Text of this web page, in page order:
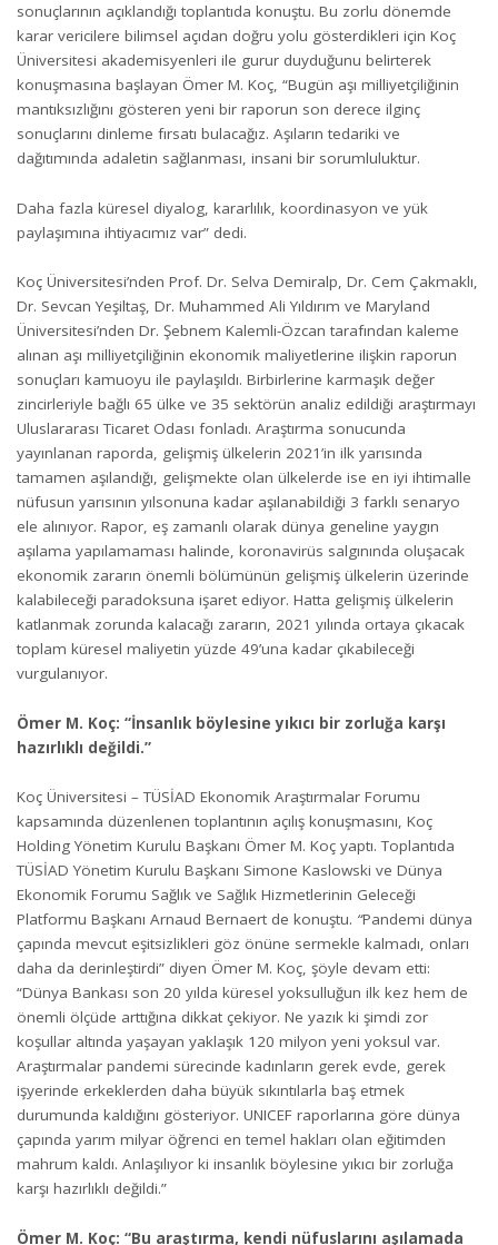
sonuçlarının açıklandığı toplantıda konuştu. Bu zorlu dönemde
karar vericilere bilimsel açıdan doğru yolu gösterdikleri için Koç
Üniversitesi akademisyenleri ile gurur duyduğunu belirterek
konuşmasına başlayan Ömer M. Koç, “Bugün aşı milliyetçiliğinin
mantıksızlığını gösteren yeni bir raporun son derece ilginç
sonuçlarını dinleme fırsatı bulacağız. Aşıların tedariki ve
dağıtımında adaletin sağlanması, insani bir sorumluluktur.
Daha fazla küresel diyalog, kararlılık, koordinasyon ve yük
paylaşımına ihtiyacımız var” dedi.
Koç Üniversitesi’nden Prof. Dr. Selva Demiralp, Dr. Cem Çakmaklı,
Dr. Sevcan Yeşiltaş, Dr. Muhammed Ali Yıldırım ve Maryland
Üniversitesi’nden Dr. Şebnem Kalemli-Özcan tarafından kaleme
alınan aşı milliyetçiliğinin ekonomik maliyetlerine ilişkin raporun
sonuçları kamuoyu ile paylaşıldı. Birbirlerine karmaşık değer
zincirleriyle bağlı 65 ülke ve 35 sektörün analiz edildiği araştırmayı
Uluslararası Ticaret Odası fonladı. Araştırma sonucunda
yayınlanan raporda, gelişmiş ülkelerin 2021’in ilk yarısında
tamamen aşılandığı, gelişmekte olan ülkelerde ise en iyi ihtimalle
nüfusun yarısının yılsonuna kadar aşılanabildiği 3 farklı senaryo
ele alınıyor. Rapor, eş zamanlı olarak dünya geneline yaygın
aşılama yapılamaması halinde, koronavirüs salgınında oluşacak
ekonomik zararın önemli bölümünün gelişmiş ülkelerin üzerinde
kalabileceği paradoksuna işaret ediyor. Hatta gelişmiş ülkelerin
katlanmak zorunda kalacağı zararın, 2021 yılında ortaya çıkacak
toplam küresel maliyetin yüzde 49’una kadar çıkabileceği
vurgulanıyor.
Ömer M. Koç: “İnsanlık böylesine yıkıcı bir zorluğa karşı
hazırlıklı değildi.”
Koç Üniversitesi – TÜSİAD Ekonomik Araştırmalar Forumu
kapsamında düzenlenen toplantının açılış konuşmasını, Koç
Holding Yönetim Kurulu Başkanı Ömer M. Koç yaptı. Toplantıda
TÜSİAD Yönetim Kurulu Başkanı Simone Kaslowski ve Dünya
Ekonomik Forumu Sağlık ve Sağlık Hizmetlerinin Geleceği
Platformu Başkanı Arnaud Bernaert de konuştu. “Pandemi dünya
çapında mevcut eşitsizlikleri göz önüne sermekle kalmadı, onları
daha da derinleştirdi” diyen Ömer M. Koç, şöyle devam etti:
“Dünya Bankası son 20 yılda küresel yoksulluğun ilk kez hem de
önemli ölçüde arttığına dikkat çekiyor. Ne yazık ki şimdi zor
koşullar altında yaşayan yaklaşık 120 milyon yeni yoksul var.
Araştırmalar pandemi sürecinde kadınların gerek evde, gerek
işyerinde erkeklerden daha büyük sıkıntılarla baş etmek
durumunda kaldığını gösteriyor. UNICEF raporlarına göre dünya
çapında yarım milyar öğrenci en temel hakları olan eğitimden
mahrum kaldı. Anlaşılıyor ki insanlık böylesine yıkıcı bir zorluğa
karşı hazırlıklı değildi.”
Ömer M. Koç: “Bu araştırma, kendi nüfuslarını aşılamada